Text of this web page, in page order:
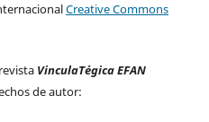
Creative Commons
VinculaTégica EFAN
de autor: